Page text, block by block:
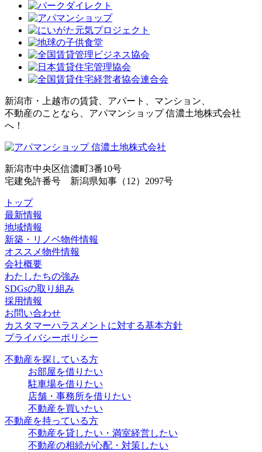
新潟市・上越市の賃貸、アパート、マンション、
不動産のことなら、アパマンショップ 信濃土地株式会社
へ！
新潟市中央区信濃町3番10号
宅建免許番号 新潟県知事（12）2097号
トップ
最新情報
地域情報
新築・リノベ物件情報
オススメ物件情報
会社概要
わたしたちの強み
SDGsの取り組み
採用情報
お問い合わせ
カスタマーハラスメントに対する基本方針
プライバシーポリシー
不動産を探している方
お部屋を借りたい
駐車場を借りたい
店舗・事務所を借りたい
不動産を買いたい
不動産を持っている方
不動産を貸したい・満室経営したい
不動産の相続が心配・対策したい